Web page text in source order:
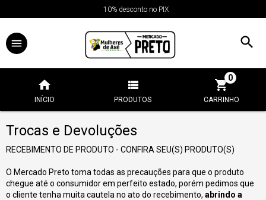
10% desconto no PIX
INÍCIO PRODUTOS CARRINHO
0
Trocas e Devoluções
RECEBIMENTO DE PRODUTO - CONFIRA SEU(S) PRODUTO(S)
O Mercado Preto toma todas as precauções para que o produto
chegue até o consumidor em perfeito estado, porém pedimos que
o cliente tenha muita cautela no ato do recebimento, abrindo a